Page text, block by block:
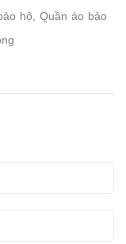
hộ, Quần áo bảo